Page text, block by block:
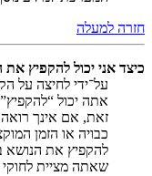
חזרה למעלה
כיצד אני יכול להקפיץ את
על־ידי לחיצה על
אתה יכול
זאת, אם אינך
כבויה או הזמן
להקפיץ את הנושא
שאתה מציית